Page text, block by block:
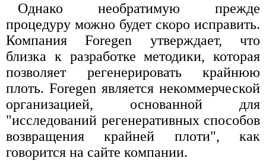
Однако необратимую прежде
процедуру можно будет скоро исправить.
Компания Foregen утверждает, что
близка к разработке методики, которая
позволяет регенерировать крайнюю
плоть. Foregen является некоммерческой
организацией, основанной для
"исследований регенеративных способов
возвращения крайней плоти", как
говорится на сайте компании.